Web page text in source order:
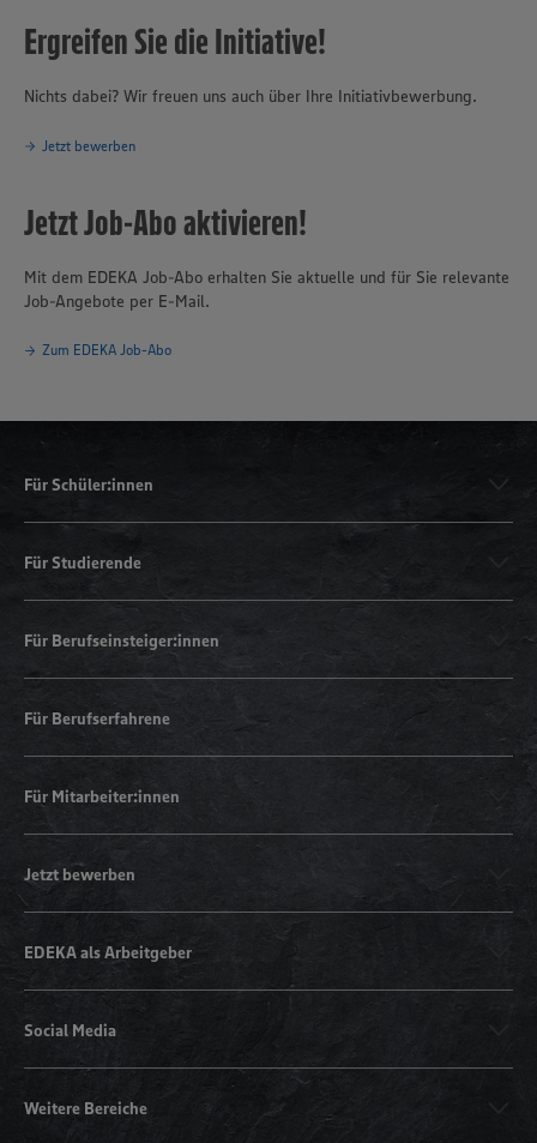
Ergreifen Sie die Initiative!
Nichts dabei? Wir freuen uns auch über Ihre Initiativbewerbung.
Jetzt bewerben
Jetzt Job-Abo aktivieren!
Mit dem EDEKA Job-Abo erhalten Sie aktuelle und für Sie relevante
Job-Angebote per E-Mail.
Zum EDEKA Job-Abo
Für Schüler:innen
Für Studierende
Für Berufseinsteiger:innen
Für Berufserfahrene
Für Mitarbeiter:innen
Jetzt bewerben
EDEKA als Arbeitgeber
Social Media
Weitere Bereiche